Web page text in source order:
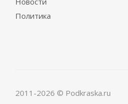
Политика
2011-2026 © Podkraska.ru